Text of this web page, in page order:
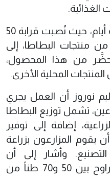
ويستمر المهرجان لمدة ثلاثة أيام، حيث نُصبت قرابة 50
منتجات البطاطا، إلى
من هذا المحصول،
المحلية الأخرى.
نوروز أن العمل يجري
تشمل توزيع البطاطا
إضافة إلى توفير
أن يقوم المزارعون بزراعة
وأشار إلى أن
متطلبات التصنيع اليومية تتراوح بين 50 و70 طناً من